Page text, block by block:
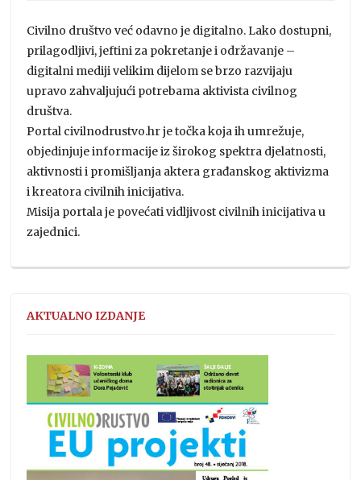
Civilno društvo već odavno je digitalno. Lako dostupni,
prilagodljivi, jeftini za pokretanje i održavanje –
digitalni mediji velikim dijelom se brzo razvijaju
upravo zahvaljujući potrebama aktivista civilnog
društva.
Portal civilnodrustvo.hr je točka koja ih umrežuje,
objedinjuje informacije iz širokog spektra djelatnosti,
aktivnosti i promišljanja aktera građanskog aktivizma
i kreatora civilnih inicijativa.
Misija portala je povećati vidljivost civilnih inicijativa u
zajednici.
AKTUALNO IZDANJE